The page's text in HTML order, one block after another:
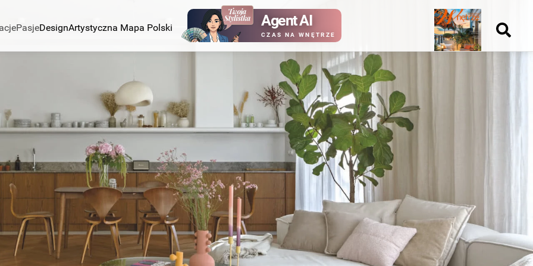
PasjeDesignArtystyczna Mapa Polski Agent AI
CZAS NA WNĘTRZE
Nowy
numer
kup ten